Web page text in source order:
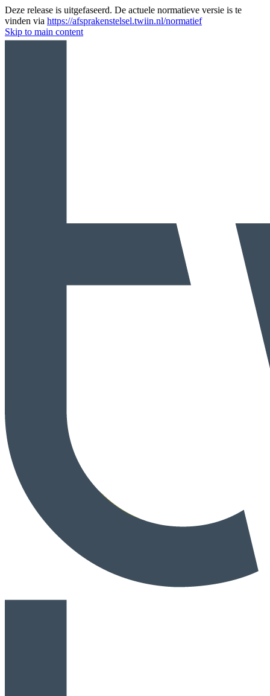
Deze release is uitgefaseerd. De actuele normatieve versie is te
vinden via https://afsprakenstelsel.twiin.nl/normatief
Skip to main content